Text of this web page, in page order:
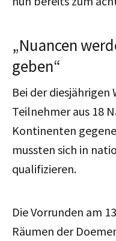
„Nuancen
geben“
Bei der
Teilnehmer aus 18
Kontinenten
mussten sich in
qualifizieren.
Die Vorrunden am
Räumen der